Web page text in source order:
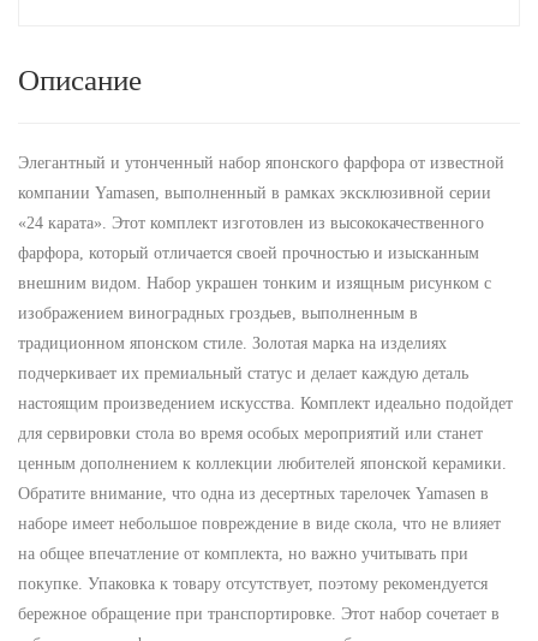
Описание
Элегантный и утонченный набор японского фарфора от известной
компании Yamasen, выполненный в рамках эксклюзивной серии
«24 карата». Этот комплект изготовлен из высококачественного
фарфора, который отличается своей прочностью и изысканным
внешним видом. Набор украшен тонким и изящным рисунком с
изображением виноградных гроздьев, выполненным в
традиционном японском стиле. Золотая марка на изделиях
подчеркивает их премиальный статус и делает каждую деталь
настоящим произведением искусства. Комплект идеально подойдет
для сервировки стола во время особых мероприятий или станет
ценным дополнением к коллекции любителей японской керамики.
Обратите внимание, что одна из десертных тарелочек Yamasen в
наборе имеет небольшое повреждение в виде скола, что не влияет
на общее впечатление от комплекта, но важно учитывать при
покупке. Упаковка к товару отсутствует, поэтому рекомендуется
бережное обращение при транспортировке. Этот набор сочетает в